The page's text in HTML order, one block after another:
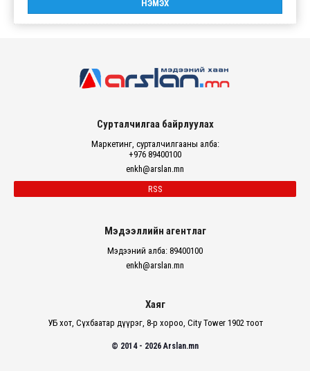
Сурталчилгаа байрлуулах
Маркетинг, сурталчилгааны алба:
+976 89400100
enkh@arslan.mn
RSS
Мэдээллийн агентлаг
Мэдээний алба: 89400100
enkh@arslan.mn
Хаяг
УБ хот, Сүхбаатар дүүрэг, 8-р хороо, City Tower 1902 тоот
© 2014 - 2026 Arslan.mn